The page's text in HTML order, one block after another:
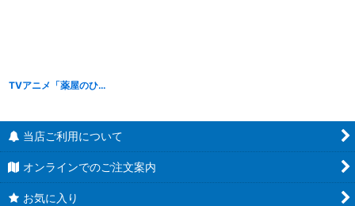
TVアニメ「薬屋のひとりごと」 Trio-Try-iT Figure 壬氏
当店ご利用について
オンラインでのご注文案内
お気に入り